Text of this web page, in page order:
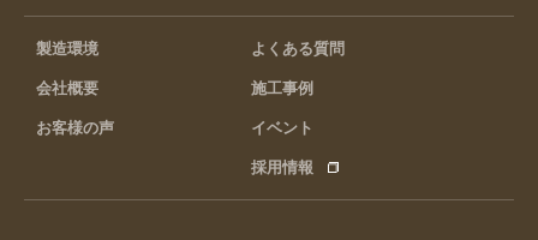
製造環境
会社概要
お客様の声
よくある質問
施工事例
イベント
採用情報